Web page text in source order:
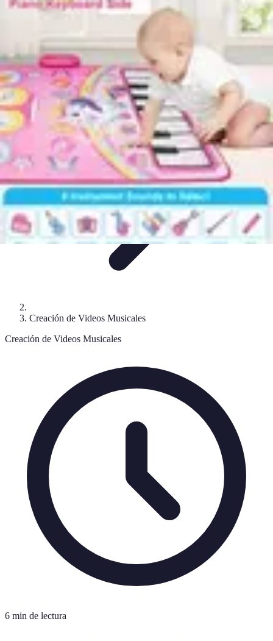
Video y Música
Creación de Videos
Producción de Videos
Video y Música
Creación de Videos Musicales
Creación de Videos Musicales
6 min de lectura